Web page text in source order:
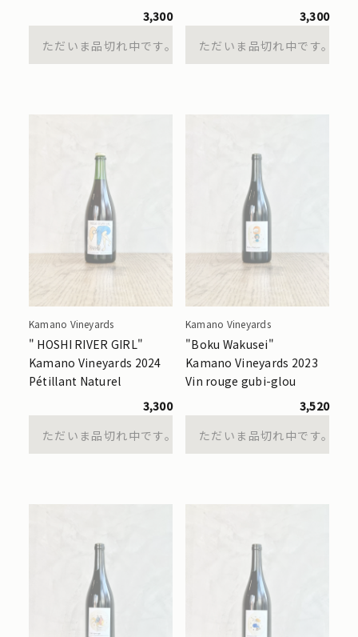
3,300
ただいま品切れ中です。
3,300
ただいま品切れ中です。
Kamano Vineyards
" HOSHI RIVER GIRL"
Kamano Vineyards 2024
Pétillant Naturel
3,300
ただいま品切れ中です。
Kamano Vineyards
"Boku Wakusei"
Kamano Vineyards 2023
Vin rouge gubi-glou
3,520
ただいま品切れ中です。